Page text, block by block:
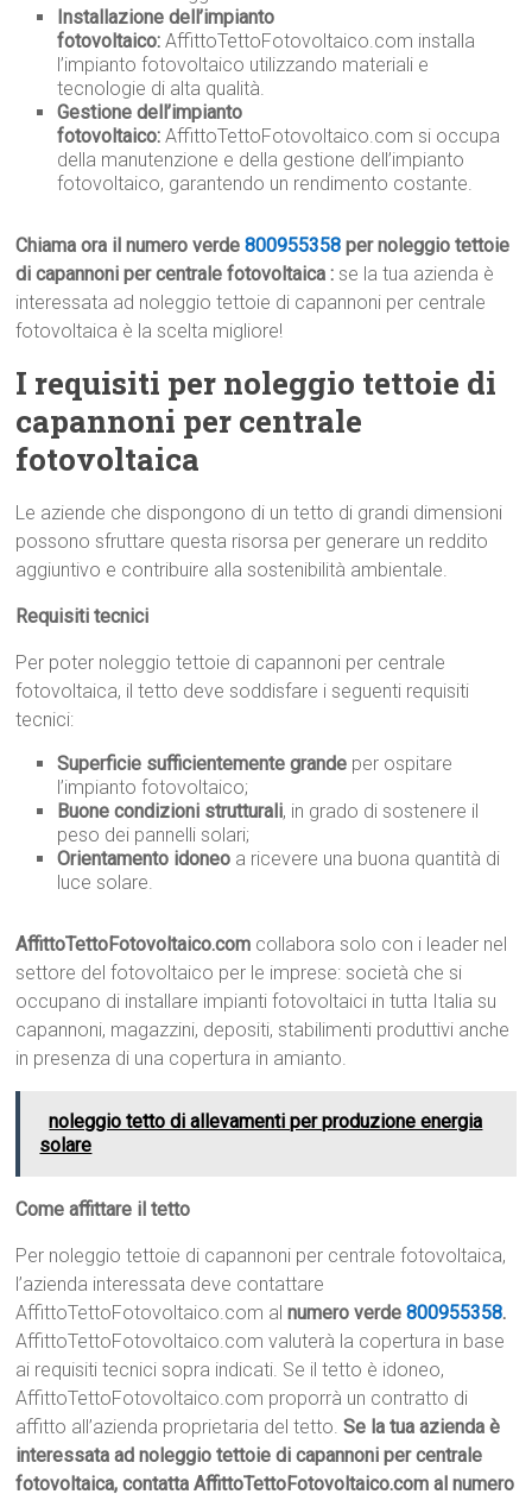
Installazione dell’impianto
fotovoltaico: AffittoTettoFotovoltaico.com installa
l’impianto fotovoltaico utilizzando materiali e
tecnologie di alta qualità.
Gestione dell’impianto
fotovoltaico: AffittoTettoFotovoltaico.com si occupa
della manutenzione e della gestione dell’impianto
fotovoltaico, garantendo un rendimento costante.
Chiama ora il numero verde800955358 per noleggio tettoie
di capannoni per centrale fotovoltaica : se la tua azienda è
interessata ad noleggio tettoie di capannoni per centrale
fotovoltaica è la scelta migliore!
I requisiti per noleggio tettoie di
capannoni per centrale
fotovoltaica
Le aziende che dispongono di un tetto di grandi dimensioni
possono sfruttare questa risorsa per generare un reddito
aggiuntivo e contribuire alla sostenibilità ambientale.
Requisiti tecnici
Per poter noleggio tettoie di capannoni per centrale
fotovoltaica, il tetto deve soddisfare i seguenti requisiti
tecnici:
Superficie sufficientemente grande per ospitare
l’impianto fotovoltaico;
Buone condizioni strutturali, in grado di sostenere il
peso dei pannelli solari;
Orientamento idoneo a ricevere una buona quantità di
luce solare.
AffittoTettoFotovoltaico.com collabora solo con i leader nel
settore del fotovoltaico per le imprese: società che si
occupano di installare impianti fotovoltaici in tutta Italia su
capannoni, magazzini, depositi, stabilimenti produttivi anche
in presenza di una copertura in amianto.
noleggio tetto di allevamenti per produzione energia
solare
Come affittare il tetto
Per noleggio tettoie di capannoni per centrale fotovoltaica,
l’azienda interessata deve contattare
AffittoTettoFotovoltaico.com alnumero verde800955358.
AffittoTettoFotovoltaico.com valuterà la copertura in base
ai requisiti tecnici sopra indicati. Se il tetto è idoneo,
AffittoTettoFotovoltaico.com proporrà un contratto di
affitto all’azienda proprietaria del tetto.Se la tua azienda è
interessata ad noleggio tettoie di capannoni per centrale
fotovoltaica, contatta AffittoTettoFotovoltaico.com al numero